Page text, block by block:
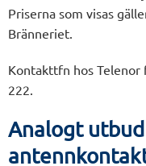
Priserna som visas
Bränneriet.
Kontakttfn hos Telenor
222.
Analogt